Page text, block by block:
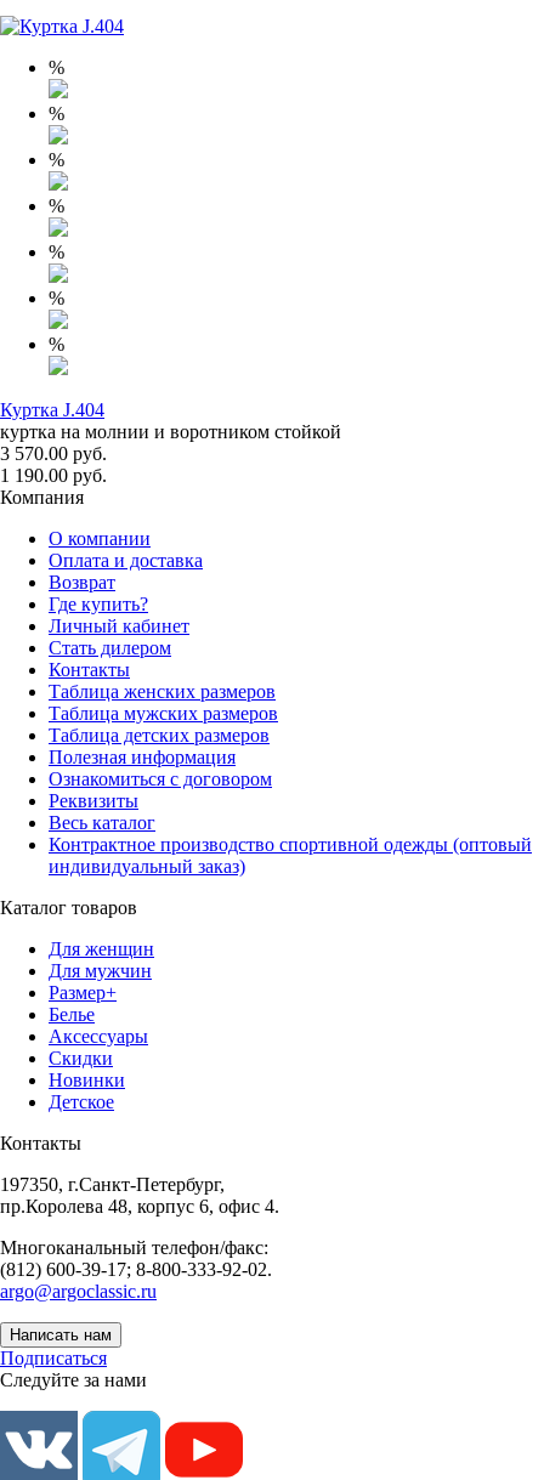
%
%
%
%
%
%
%
Куртка J.404
куртка на молнии и воротником стойкой
3 570.00 руб.
1 190.00 руб.
Компания
О компании
Оплата и доставка
Возврат
Где купить?
Личный кабинет
Стать дилером
Контакты
Таблица женских размеров
Таблица мужских размеров
Таблица детских размеров
Полезная информация
Ознакомиться с договором
Реквизиты
Весь каталог
Контрактное производство спортивной одежды (оптовый
индивидуальный заказ)
Каталог товаров
Для женщин
Для мужчин
Размер+
Белье
Аксессуары
Скидки
Новинки
Детское
Контакты
197350, г.Санкт-Петербург,
пр.Королева 48, корпус 6, офис 4.
Многоканальный телефон/факс:
(812) 600-39-17; 8-800-333-92-02.
argo@argoclassic.ru
Написать нам
Подписаться
Следуйте за нами